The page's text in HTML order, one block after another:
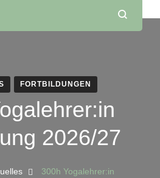
FORTBILDUNGEN
2026/27
300h Yogalehrer:in